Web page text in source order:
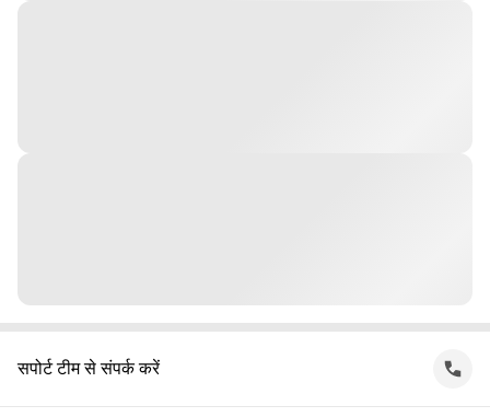
सपोर्ट टीम से संपर्क करें